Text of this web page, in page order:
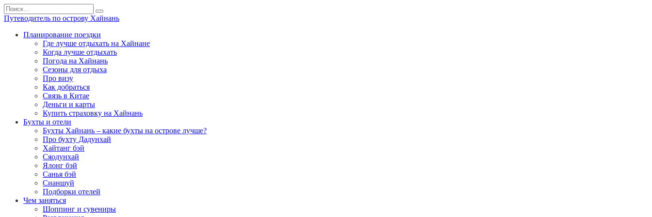
Перейти
к
содержанию
Search
for:
Путеводитель по острову Хайнань
Планирование поездки
Где лучше отдыхать на Хайнане
Когда лучше отдыхать
Погода на Хайнань
Сезоны для отдыха
Про визу
Как добраться
Связь в Китае
Деньги и карты
Купить страховку на Хайнань
Бухты и отели
Бухты Хайнань – какие бухты на острове лучше?
Про бухту Дадунхай
Хайтанг бэй
Сяодунхай
Ялонг бэй
Санья бэй
Сианшуй
Подборки отелей
Чем заняться
Шоппинг и сувениры